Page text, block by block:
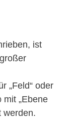
ist
„Feld“ oder
mit „Ebene
werden.